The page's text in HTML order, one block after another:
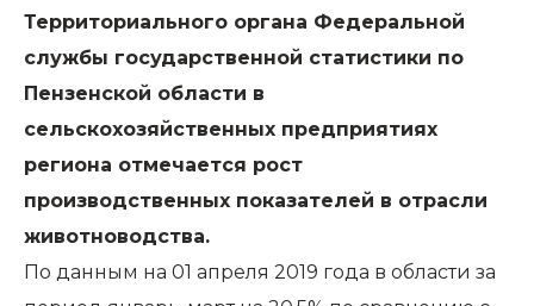
Территориального органа Федеральной
службы государственной статистики по
Пензенской области в
сельскохозяйственных предприятиях
региона отмечается рост
производственных показателей в отрасли
животноводства.
По данным на 01 апреля 2019 года в области за